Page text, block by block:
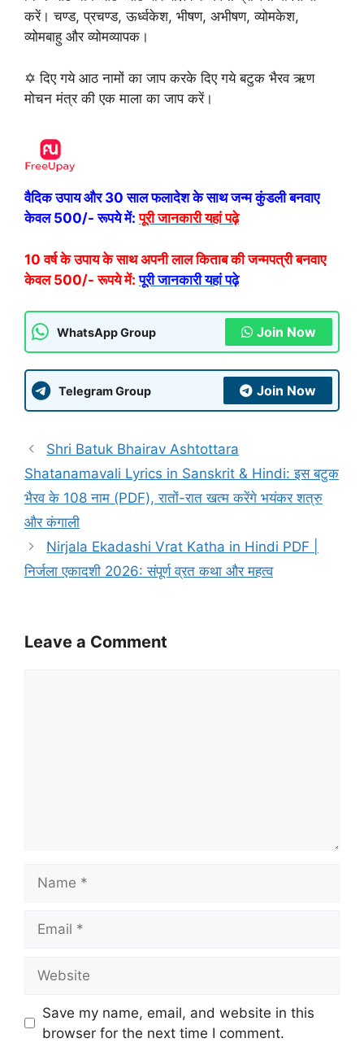
करें। चण्ड, प्रचण्ड, ऊर्ध्वकेश, भीषण, अभीषण, व्योमकेश,
व्योमबाहु और व्योमव्यापक।
✡ दिए गये आठ नामों का जाप करके दिए गये बटुक भैरव ऋण
मोचन मंत्र की एक माला का जाप करें।
वैदिक उपाय और 30 साल फलादेश के साथ जन्म कुंडली बनवाए
केवल 500/- रूपये में: पूरी जानकारी यहां पढ़े
10 वर्ष के उपाय के साथ अपनी लाल किताब की जन्मपत्री बनवाए
केवल 500/- रूपये में: पूरी जानकारी यहां पढ़े
WhatsApp Group Join Now
Telegram Group Join Now
Shri Batuk Bhairav Ashtottara
Shatanamavali Lyrics in Sanskrit & Hindi: इस बटुक
भैरव के 108 नाम (PDF), रातों-रात खत्म करेंगे भयंकर शत्रु
और कंगाली
Nirjala Ekadashi Vrat Katha in Hindi PDF |
निर्जला एकादशी 2026: संपूर्ण व्रत कथा और महत्व
Leave a Comment
Save my name, email, and website in this
browser for the next time I comment.